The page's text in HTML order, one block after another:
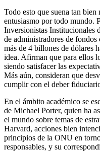
Todo esto que suena tan
entusiasmo por todo mundo.
Inversionistas Institucionales
de administradores de
más de 4 billones de dólares
idea. Afirman que para ellos
siendo satisfacer las
Más aún, consideran que
cumplir con el deber
En el ámbito académico se
de Michael Porter, quien ha
el mundo sobre temas de
Harvard, acciones bien
principios de la ONU en
responsables, y su